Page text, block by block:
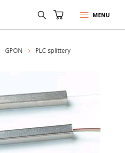
MENU
GPON
PLC splittery